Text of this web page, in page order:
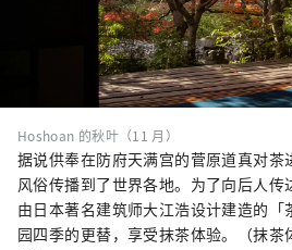
Hoshoan 的秋叶（11 月）
据说供奉在防府天满宫的菅原道真对茶
风俗传播到了世界各地。为了向后人传
由日本著名建筑师大江浩设计建造的
园四季的更替，享受抹茶体验。（抹